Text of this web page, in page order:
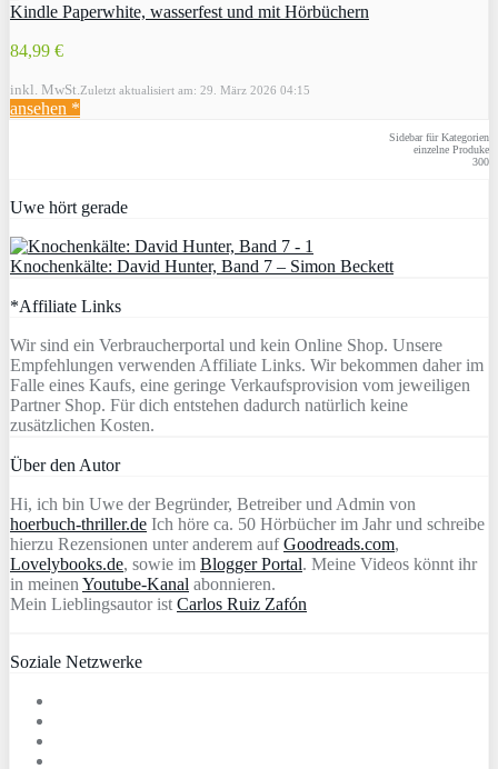
Kindle Paperwhite, wasserfest und mit Hörbüchern
84,99 €
inkl. MwSt. Zuletzt aktualisiert am: 29. März 2026 04:15
ansehen *
Sidebar für Kategorien
einzelne Produke
300
Uwe hört gerade
Knochenkälte: David Hunter, Band 7 – Simon Beckett
*Affiliate Links
Wir sind ein Verbraucherportal und kein Online Shop. Unsere
Empfehlungen verwenden Affiliate Links. Wir bekommen daher im
Falle eines Kaufs, eine geringe Verkaufsprovision vom jeweiligen
Partner Shop. Für dich entstehen dadurch natürlich keine
zusätzlichen Kosten.
Über den Autor
Hi, ich bin Uwe der Begründer, Betreiber und Admin von
hoerbuch-thriller.de Ich höre ca. 50 Hörbücher im Jahr und schreibe
hierzu Rezensionen unter anderem aufGoodreads.com,
Lovelybooks.de, sowie im Blogger Portal. Meine Videos könnt ihr
in meinen Youtube-Kanal abonnieren.
Mein Lieblingsautor ist Carlos Ruiz Zafón
Soziale Netzwerke